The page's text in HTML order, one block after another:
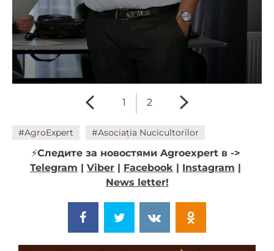
1 2
#AgroExpert #Asociația Nucicultorilor
⚡️Следите за новостями Agroexpert в ->
Telegram
Viber Facebook Instagram
News letter!